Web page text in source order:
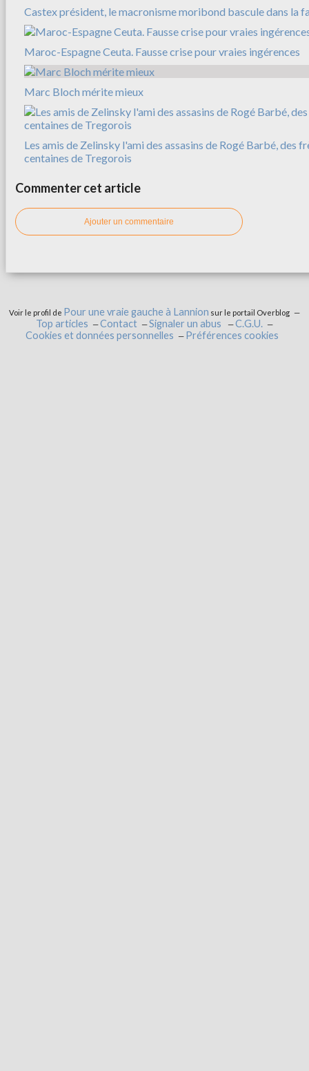
Castex président, le macronisme moribond bascule dans la
Maroc-Espagne Ceuta. Fausse crise pour vraies ingérences
Marc Bloch mérite mieux
Les amis de Zelinsky l'ami des assasins de Rogé Barbé, des
centaines de Tregorois
Commenter cet article
Ajouter un commentaire
Voir le profil de Pour une vraie gauche à Lannion sur le portail Overblog
Top articles Contact Signaler un abus
C.G.U.
Cookies et données personnelles
Préférences cookies